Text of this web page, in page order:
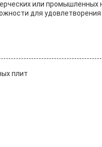
или промышленных
для
плит